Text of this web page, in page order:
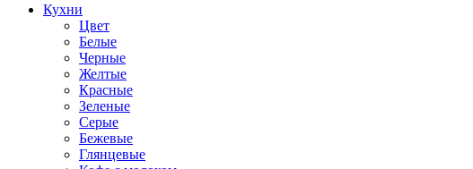
Кухни
Цвет
Белые
Черные
Желтые
Красные
Зеленые
Серые
Бежевые
Глянцевые